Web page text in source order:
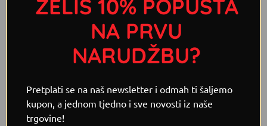
ŽELIŠ 10% POPUSTA
NA PRVU
NARUDŽBU?
Pretplati se na naš newsletter i odmah ti šaljemo
kupon, a jednom tjedno i sve novosti iz naše
trgovine!